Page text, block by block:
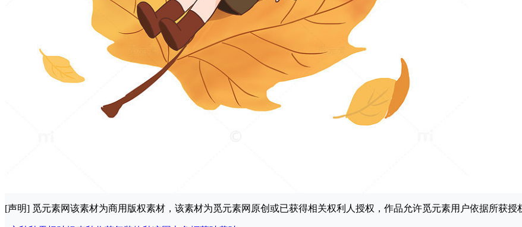
[声明] 觅元素网该素材为商用版权素材，该素材为觅元素网原创或已获得相关权利人授权，作品允许觅元素用户依据所获授